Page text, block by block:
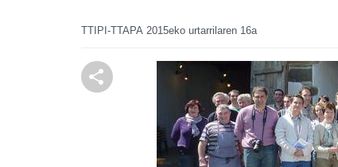
TTIPI-TTAPA 2015eko urtarrilaren 16a